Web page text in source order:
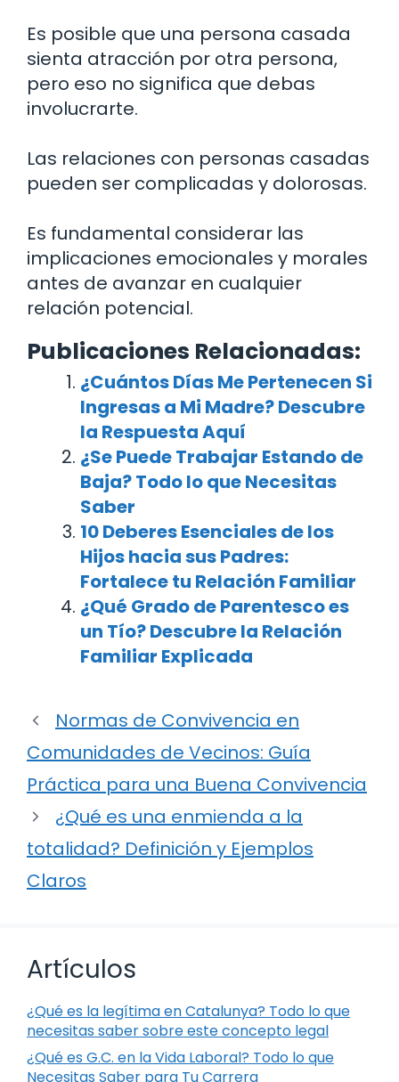
Es posible que una persona casada
sienta atracción por otra persona,
pero eso no significa que debas
involucrarte.
Las relaciones con personas casadas
pueden ser complicadas y dolorosas.
Es fundamental considerar las
implicaciones emocionales y morales
antes de avanzar en cualquier
relación potencial.
Publicaciones Relacionadas:
¿Cuántos Días Me Pertenecen Si
Ingresas a Mi Madre? Descubre
la Respuesta Aquí
¿Se Puede Trabajar Estando de
Baja? Todo lo que Necesitas
Saber
10 Deberes Esenciales de los
Hijos hacia sus Padres:
Fortalece tu Relación Familiar
¿Qué Grado de Parentesco es
un Tío? Descubre la Relación
Familiar Explicada
Normas de Convivencia en
Comunidades de Vecinos: Guía
Práctica para una Buena Convivencia
¿Qué es una enmienda a la
totalidad? Definición y Ejemplos
Claros
Artículos
¿Qué es la legítima en Catalunya? Todo lo que
necesitas saber sobre este concepto legal
¿Qué es G.C. en la Vida Laboral? Todo lo que
Necesitas Saber para Tu Carrera